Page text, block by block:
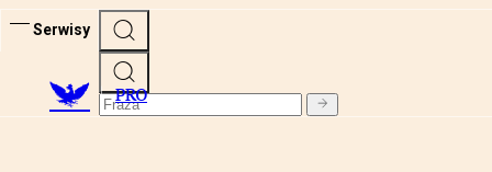
Serwisy
PRO